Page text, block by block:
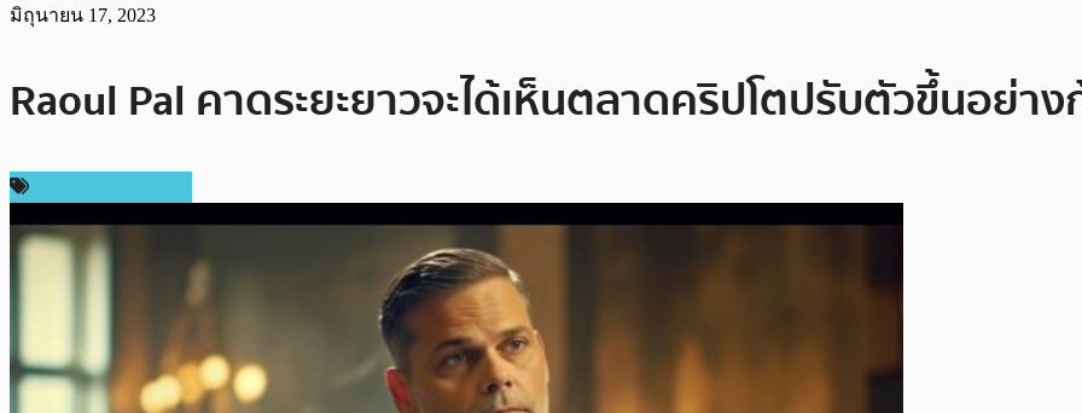
มิถุนายน 17, 2023
Raoul Pal คาดระยะยาวจะได้เห็นตลาดคริปโตปรับตัวขึ้นอย่าง